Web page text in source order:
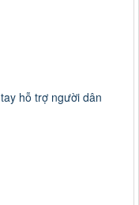
hỗ trợ người dân